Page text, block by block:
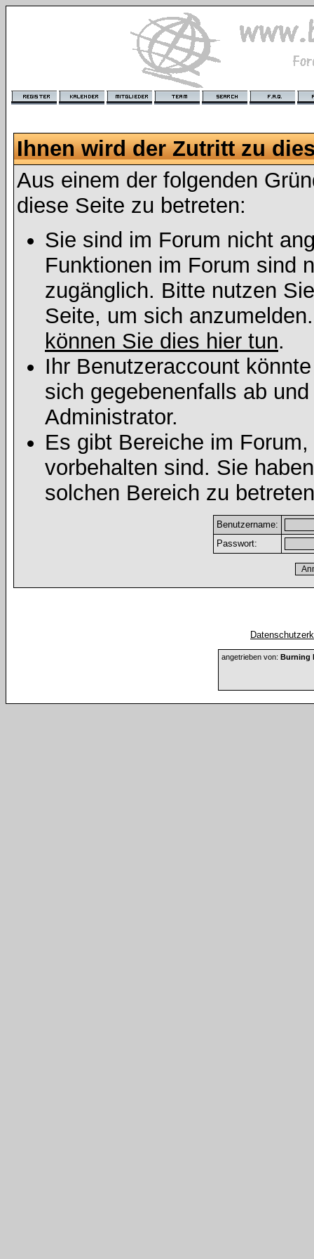
Ihnen wird der Zutritt zu
Aus einem der folgenden
diese Seite zu betreten:
Sie sind im Forum nicht
Funktionen im Forum sind
zugänglich. Bitte nutzen
Seite, um sich
können Sie dies hier tun.
Ihr Benutzeraccount
sich gegebenenfalls ab
Administrator.
Es gibt Bereiche im
vorbehalten sind. Sie
solchen Bereich zu
Benutzername:
Passwort:
angetrieben von: Burning